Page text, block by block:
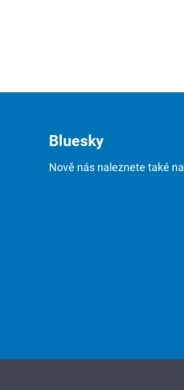
Bluesky
Nově nás naleznete také na